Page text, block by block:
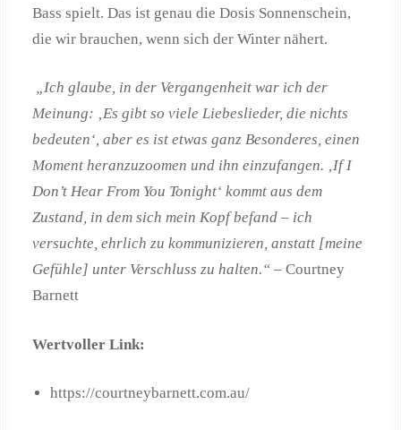
Bass spielt. Das ist genau die Dosis Sonnenschein,
die wir brauchen, wenn sich der Winter nähert.
„Ich glaube, in der Vergangenheit war ich der
Meinung: ‚Es gibt so viele Liebeslieder, die nichts
bedeuten‘, aber es ist etwas ganz Besonderes, einen
Moment heranzuzoomen und ihn einzufangen. ‚If I
Don’t Hear From You Tonight‘ kommt aus dem
Zustand, in dem sich mein Kopf befand – ich
versuchte, ehrlich zu kommunizieren, anstatt [meine
Gefühle] unter Verschluss zu halten.“ – Courtney
Barnett
Wertvoller Link:
https://courtneybarnett.com.au/